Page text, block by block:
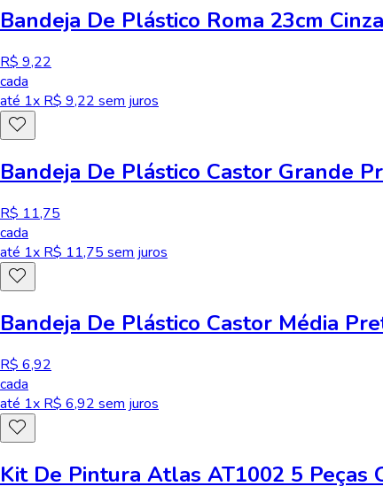
Bandeja De Plástico Roma 23cm
R$ 9,22
cada
até 1x R$ 9,22 sem juros
Bandeja De Plástico Castor Grande
R$ 11,75
cada
até 1x R$ 11,75 sem juros
Bandeja De Plástico Castor Média
R$ 6,92
cada
até 1x R$ 6,92 sem juros
Kit De Pintura Atlas AT1002 5 Peças